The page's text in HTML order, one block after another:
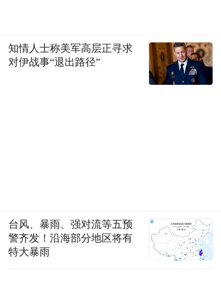
知情人士称美军高层正寻求
对伊战事“退出路径”
台风、暴雨、强对流等五预
警齐发！沿海部分地区将有
特大暴雨